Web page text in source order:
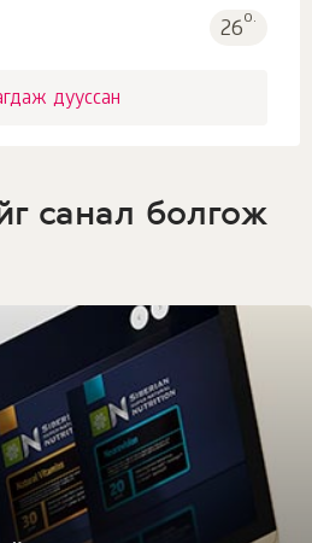
26о.
дууссан
санал болгож